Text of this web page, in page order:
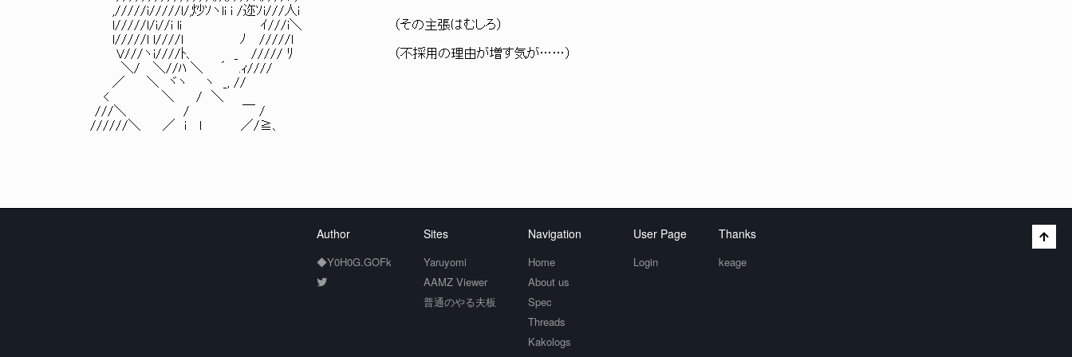
,/////i/////l/,炒ｿヽli i /迩ｿi///人i
l/////l/i//i li ｲ///i＼ （その主張はむしろ）
l/////l l////l ﾉ /////l
V///ヽi////ﾄ、 _ ///// ﾘ （不採用の理由が増す気が……）
＼/ ＼//ﾊ ＼ ´ .ｨ////
／ ＼ ヾヽ ヽ _, //
< ＼ / ＼
///＼ / ￣ /
//////＼ ／ i l ／/≧、
Author
◆Y0H0G.GOFk
Sites
Yaruyomi
AAMZ Viewer
普通のやる夫板
Navigation
Home
About us
Spec
Threads
Kakologs
User Page
Login
Thanks
keage